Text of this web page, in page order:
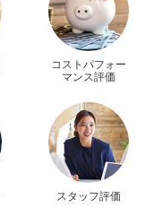
コストパフォー
マンス評価
スタッフ評価